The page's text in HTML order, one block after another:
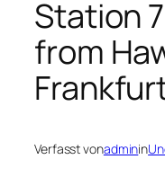
Station
from
Verfasst vonadminin